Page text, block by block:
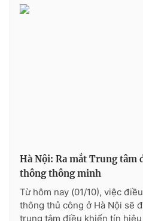
Video
VTV9
Liên hệ tòa soạn
Hà Nội: Ra mắt Trung tâm
thông thông minh
Từ hôm nay (01/10), việc
thông thủ công ở Hà Nội sẽ
trung tâm điều khiển tín